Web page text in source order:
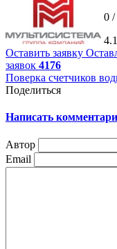
0 /
Оставить заявку
заявок 4176
Поверка счетчиков
Поделиться
Написать
Автор
Email